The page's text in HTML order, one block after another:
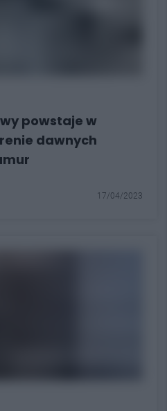
powstaje w
dawnych
17/04/2023